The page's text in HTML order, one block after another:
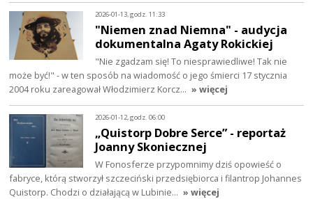
2026-01-13, godz. 11:33
"Niemen znad Niemna" - audycja
dokumentalna Agaty Rokickiej
"Nie zgadzam się! To niesprawiedliwe! Tak nie
może być!" - w ten sposób na wiadomość o jego śmierci 17 stycznia
2004 roku zareagował Włodzimierz Korcz… » więcej
2026-01-12, godz. 06:00
„Quistorp Dobre Serce” - reportaż
Joanny Skoniecznej
W Fonosferze przypomnimy dziś opowieść o
fabryce, którą stworzył szczeciński przedsiębiorca i filantrop Johannes
Quistorp. Chodzi o działającą w Lubinie… » więcej